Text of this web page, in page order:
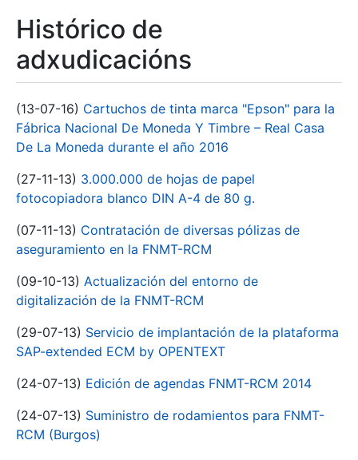
Histórico de
adxudicacións
(13-07-16) Cartuchos de tinta marca "Epson" para la
Fábrica Nacional De Moneda Y Timbre – Real Casa
De La Moneda durante el año 2016
(27-11-13) 3.000.000 de hojas de papel
fotocopiadora blanco DIN A-4 de 80 g.
(07-11-13) Contratación de diversas pólizas de
aseguramiento en la FNMT-RCM
(09-10-13) Actualización del entorno de
digitalización de la FNMT-RCM
(29-07-13) Servicio de implantación de la plataforma
SAP-extended ECM by OPENTEXT
(24-07-13) Edición de agendas FNMT-RCM 2014
(24-07-13) Suministro de rodamientos para FNMT-
RCM (Burgos)